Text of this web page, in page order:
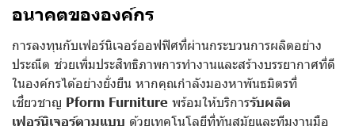
อนาคตขององค์กร
การลงทุนกับเฟอร์นิเจอร์ออฟฟิศที่ผ่านกระบวนการผลิตอย่าง
ประณีต ช่วยเพิ่มประสิทธิภาพการทำงานและสร้างบรรยากาศที่ดี
ในองค์กรได้อย่างยั่งยืน หากคุณกำลังมองหาพันธมิตรที่
เชี่ยวชาญ Pform Furniture พร้อมให้บริการรับผลิต
เฟอร์นิเจอร์ตามแบบ ด้วยเทคโนโลยีที่ทันสมัยและทีมงานมือ